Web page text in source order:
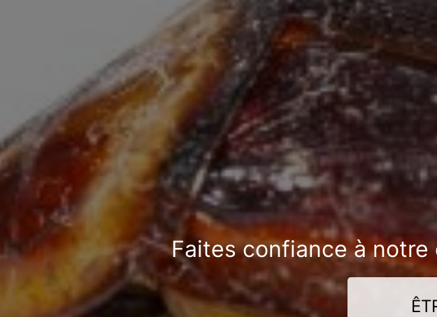
Faites confiance à